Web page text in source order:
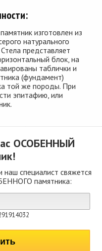
изготовлен из
натурального
Стела представляет
блок, на
таблички и
(фундамент)
той же породы. При
эпитафию, или
ОСОБЕННЫЙ
специалист свяжется
памятника: